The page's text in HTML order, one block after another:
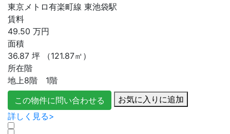
東京メトロ有楽町線 東池袋駅
賃料
49.50 万円
面積
36.87 坪 （121.87㎡）
所在階
地上8階 1階
この物件に問い合わせる
お気に入りに追加
詳しく見る>